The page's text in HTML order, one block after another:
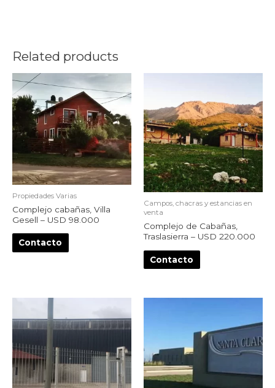
Related products
Propiedades Varias
Complejo cabañas, Villa
Gesell – USD 98.000
Contacto
Campos, chacras y estancias en
venta
Complejo de Cabañas,
Traslasierra – USD 220.000
Contacto